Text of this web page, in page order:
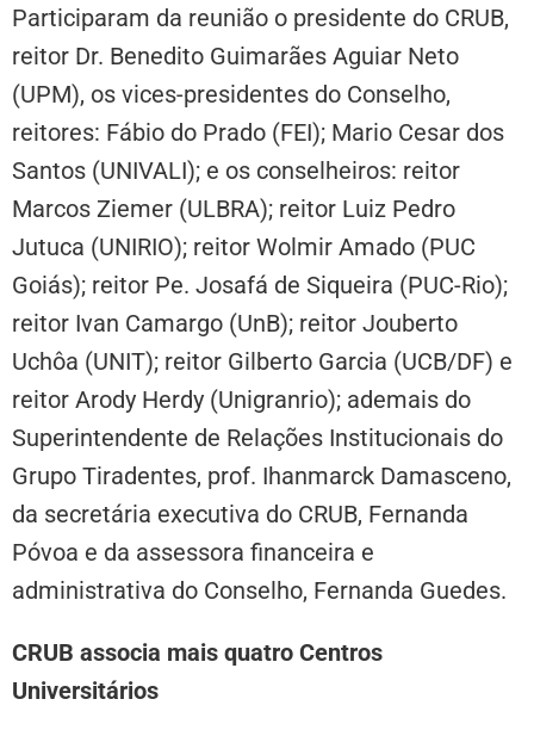
Participaram da reunião o presidente do CRUB,
reitor Dr. Benedito Guimarães Aguiar Neto
(UPM), os vices-presidentes do Conselho,
reitores: Fábio do Prado (FEI); Mario Cesar dos
Santos (UNIVALI); e os conselheiros: reitor
Marcos Ziemer (ULBRA); reitor Luiz Pedro
Jutuca (UNIRIO); reitor Wolmir Amado (PUC
Goiás); reitor Pe. Josafá de Siqueira (PUC-Rio);
reitor Ivan Camargo (UnB); reitor Jouberto
Uchôa (UNIT); reitor Gilberto Garcia (UCB/DF) e
reitor Arody Herdy (Unigranrio); ademais do
Superintendente de Relações Institucionais do
Grupo Tiradentes, prof. Ihanmarck Damasceno,
da secretária executiva do CRUB, Fernanda
Póvoa e da assessora financeira e
administrativa do Conselho, Fernanda Guedes.
CRUB associa mais quatro Centros
Universitários